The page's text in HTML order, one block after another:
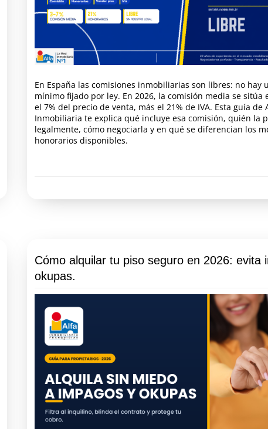
En España las comisiones inmobiliarias son libres: no hay
mínimo fijado por ley. En 2026, la comisión media se sitúa
el 7% del precio de venta, más el 21% de IVA. Esta guía de
Inmobiliaria te explica qué incluye esa comisión, quién la
legalmente, cómo negociarla y en qué se diferencian los
honorarios disponibles.
Cómo alquilar tu piso seguro en 2026: evita
okupas.